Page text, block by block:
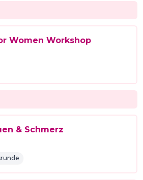
Women Workshop
& Schmerz